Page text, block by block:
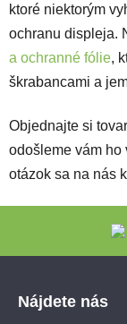
ktoré niektorým
ochranu displeja.
a ochranné fólie,
škrabancami a
Objednajte si
odošleme vám ho
otázok sa na nás
Nájdete nás